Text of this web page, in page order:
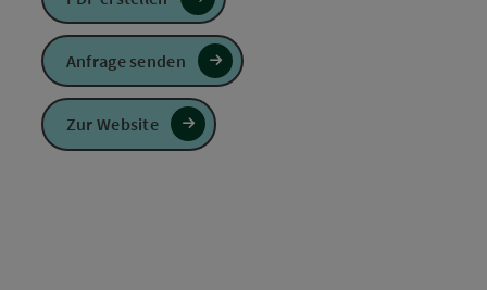
Anfrage senden
Zur Website